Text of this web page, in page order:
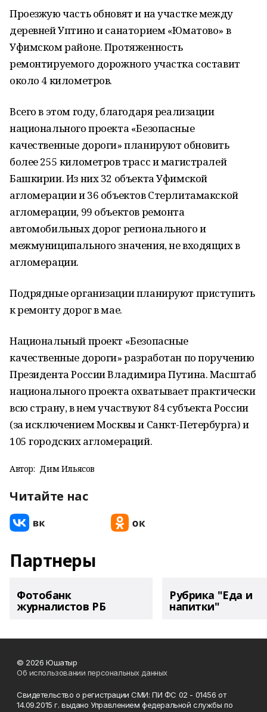
Проезжую часть обновят и на участке между
деревней Уптино и санаторием «Юматово» в
Уфимском районе. Протяженность
ремонтируемого дорожного участка составит
около 4 километров.
Всего в этом году, благодаря реализации
национального проекта «Безопасные
качественные дороги» планируют обновить
более 255 километров трасс и магистралей
Башкирии. Из них 32 объекта Уфимской
агломерации и 36 объектов Стерлитамакской
агломерации, 99 объектов ремонта
автомобильных дорог регионального и
межмуниципального значения, не входящих в
агломерации.
Подрядные организации планируют приступить
к ремонту дорог в мае.
Национальный проект «Безопасные
качественные дороги» разработан по поручению
Президента России Владимира Путина. Масштаб
национального проекта охватывает практически
всю страну, в нем участвуют 84 субъекта России
(за исключением Москвы и Санкт-Петербурга) и
105 городских агломераций.
Автор: Дим Ильясов
Читайте нас
Партнеры
Фотобанк
журналистов РБ
Рубрика "Еда и
напитки"
© 2026 Юшатыр
Об использовании персональных данных
Свидетельство о регистрации СМИ: ПИ ФС 02 - 01456 от
14.09.2015 г. выдано Управлением федеральной службы по